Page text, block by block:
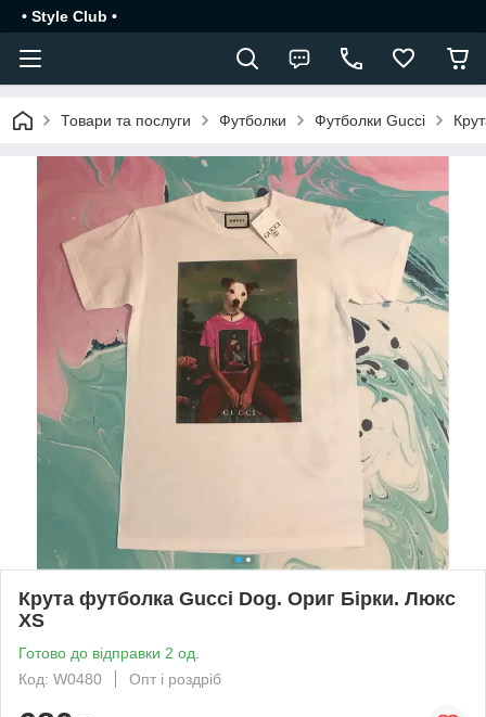
• Style Club •
Товари та послуги Футболки Футболки Gucci
Крута футболка Gucci Dog. Ориг Бірки. Люкс
XS
Готово до відправки 2 од.
Код: W0480
Опт і роздріб